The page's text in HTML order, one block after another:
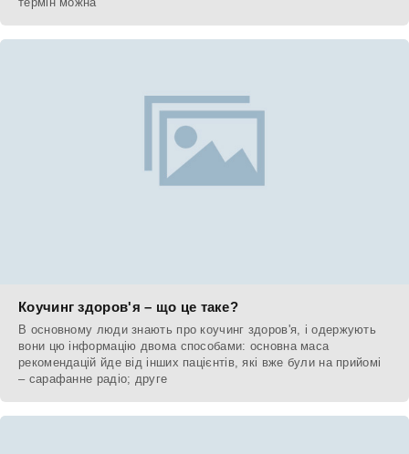
Коучинг здоров'я – що це таке?
В основному люди знають про коучинг здоров'я, і одержують
вони цю інформацію двома способами: основна маса
рекомендацій йде від інших пацієнтів, які вже були на прийомі
– сарафанне радіо; друге